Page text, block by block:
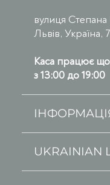
вулиця
Львів, Україна,
Каса працює
з 13:00 до 19:00
UKRAINIAN